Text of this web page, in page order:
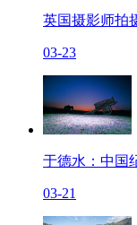
英国摄影师拍
03-23
于德水：中国
03-21